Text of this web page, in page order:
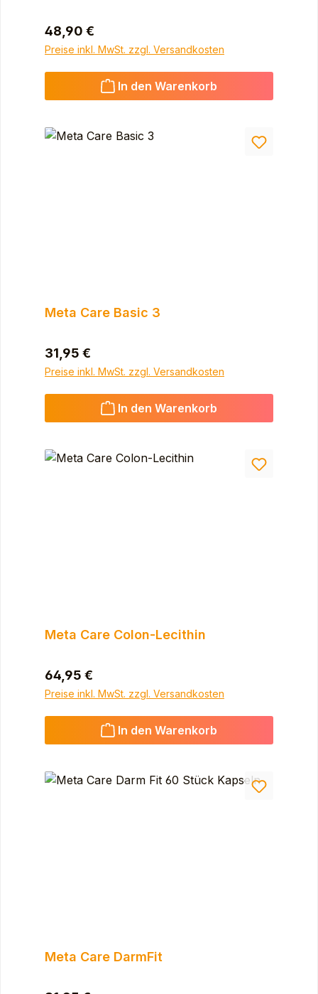
Regulärer Preis:
48,90 €
Preise inkl. MwSt. zzgl. Versandkosten
In den Warenkorb
Meta Care Basic 3
Regulärer Preis:
31,95 €
Preise inkl. MwSt. zzgl. Versandkosten
In den Warenkorb
Meta Care Colon-Lecithin
Regulärer Preis:
64,95 €
Preise inkl. MwSt. zzgl. Versandkosten
In den Warenkorb
Meta Care DarmFit